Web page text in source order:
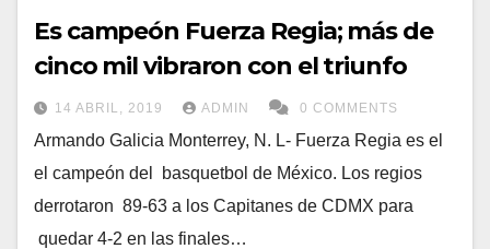
Es campeón Fuerza Regia; más de
cinco mil vibraron con el triunfo
14 ABRIL, 2019 ADMIN 0 COMMENTS
Armando Galicia Monterrey, N. L- Fuerza Regia es el
el campeón del basquetbol de México. Los regios
derrotaron 89-63 a los Capitanes de CDMX para
quedar 4-2 en las finales…